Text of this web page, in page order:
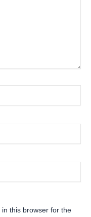
this browser for the